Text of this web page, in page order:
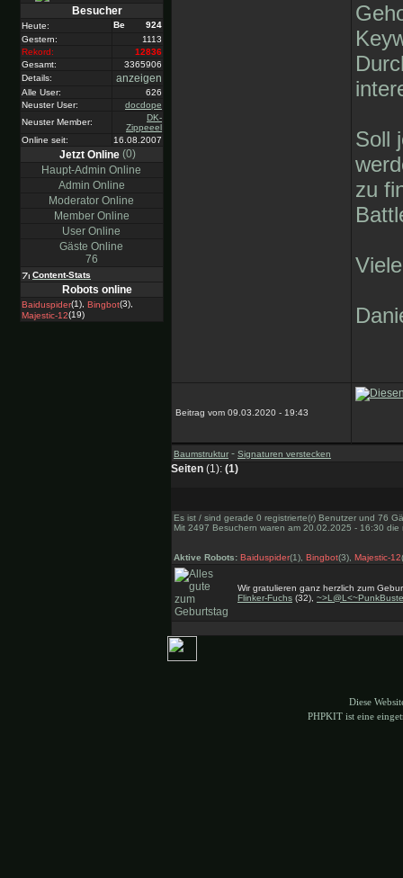
Besucher
Heute:
924
Gestern:
1113
Rekord:
12836
Gesamt:
3365906
Details:
anzeigen
Alle User:
626
Neuster User:
docdope
Neuster Member:
DK-
Zippeeel
Online seit:
16.08.2007
Jetzt Online (0)
Haupt-Admin Online
Admin Online
Moderator Online
Member Online
User Online
Gäste Online
76
Content-Stats
Robots online
Baiduspider(1), Bingbot(3),
Majestic-12(19)
Soll
zu
Beitrag vom 09.03.2020 - 19:43
Baumstruktur - Signaturen verstecken
Seiten (1): (1)
Es ist / sind gerade 0 registrierte(r) Benutzer und 76
Mit 2497 Besuchern waren am 20.02.2025 - 16:30
Aktive Robots: Baiduspider(1), Bingbot(3), Majestic-12
Wir gratulieren ganz herzlich zum
Flinker-Fuchs (32),
Diese
PHPKIT ist eine